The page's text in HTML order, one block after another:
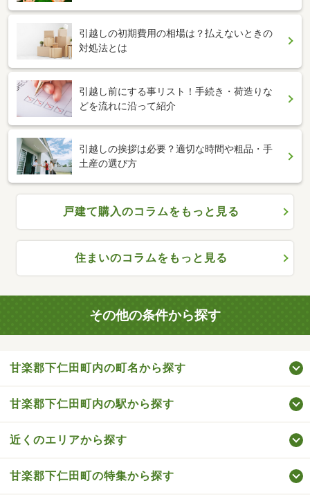
引越しの初期費用の相場は？払えないときの
対処法とは
引越し前にする事リスト！手続き・荷造りな
どを流れに沿って紹介
引越しの挨拶は必要？適切な時間や粗品・手
土産の選び方
戸建て購入のコラムをもっと見る
住まいのコラムをもっと見る
その他の条件から探す
甘楽郡下仁田町内の町名から探す
甘楽郡下仁田町内の駅から探す
近くのエリアから探す
甘楽郡下仁田町の特集から探す